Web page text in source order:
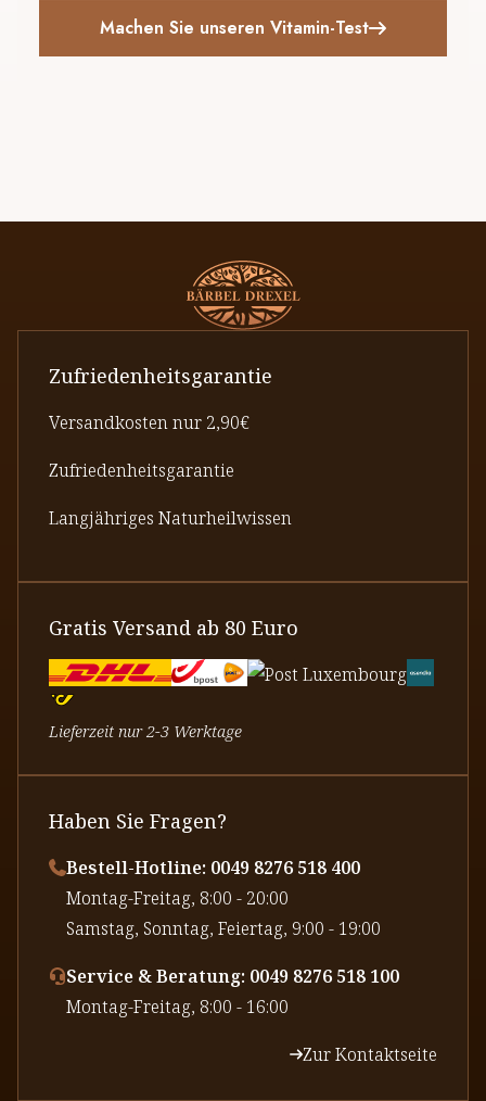
Machen Sie unseren Vitamin-Test
Zufriedenheitsgarantie
Versandkosten nur 2,90€
Zufriedenheitsgarantie
Langjähriges Naturheilwissen
Gratis Versand ab 80 Euro
Lieferzeit nur 2-3 Werktage
Haben Sie Fragen?
Bestell-Hotline: 0049 8276 518 400
⁠Montag-Freitag, 8:00 - 20:00
⁠Samstag, Sonntag, Feiertag, 9:00 - 19:00
Service & Beratung: 0049 8276 518 100
⁠Montag-Freitag, 8:00 - 16:00
Zur Kontaktseite